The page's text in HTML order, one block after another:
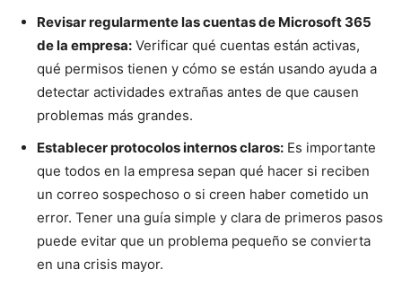
Revisar regularmente las cuentas de Microsoft 365
de la empresa: Verificar qué cuentas están activas,
qué permisos tienen y cómo se están usando ayuda a
detectar actividades extrañas antes de que causen
problemas más grandes.
Establecer protocolos internos claros: Es importante
que todos en la empresa sepan qué hacer si reciben
un correo sospechoso o si creen haber cometido un
error. Tener una guía simple y clara de primeros pasos
puede evitar que un problema pequeño se convierta
en una crisis mayor.